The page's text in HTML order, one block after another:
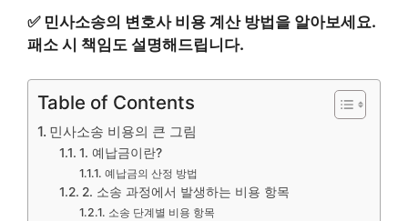
✅ 민사소송의 변호사 비용 계산 방법을 알아보세요.
패소 시 책임도 설명해드립니다.
Table of Contents
민사소송 비용의 큰 그림
1. 예납금이란?
예납금의 산정 방법
2. 소송 과정에서 발생하는 비용 항목
소송 단계별 비용 항목